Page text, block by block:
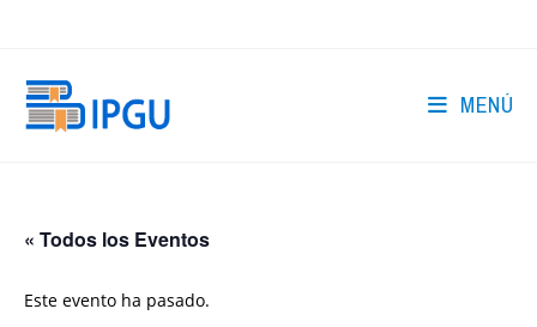
MENÚ
« Todos los Eventos
Este evento ha pasado.